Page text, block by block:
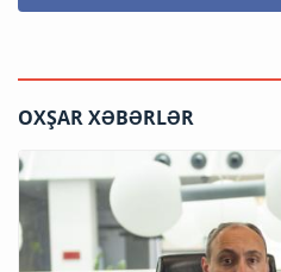
OXŞAR XƏBƏRLƏR